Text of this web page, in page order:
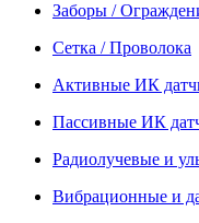
Заборы /
Сетка / Проволока
Активные ИК
Пассивные ИК
Радиолучевые и
Вибрационные и